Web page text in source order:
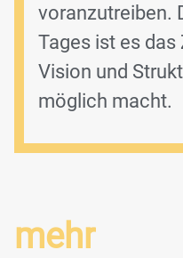
voranzutreiben.
Tages ist es
Vision und
möglich macht.
mehr